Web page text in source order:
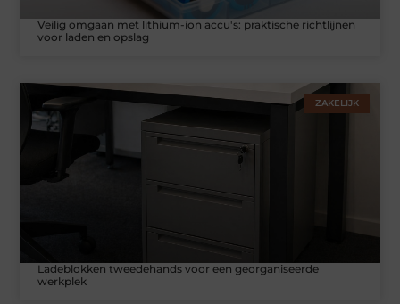
Veilig omgaan met lithium-ion accu's: praktische richtlijnen
voor laden en opslag
ZAKELIJK
Ladeblokken tweedehands voor een georganiseerde
werkplek